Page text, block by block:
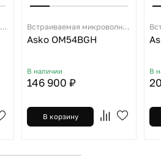
Встраиваемая микроволновая печь Встраиваемая микроволновая печь
Asko OM54BGH
В наличии
146 900 ₽
В корзину
В